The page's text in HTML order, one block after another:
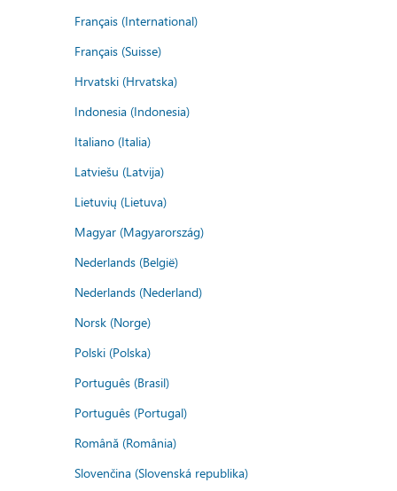
Français (International)
Français (Suisse)
Hrvatski (Hrvatska)
Indonesia (Indonesia)
Italiano (Italia)
Latviešu (Latvija)
Lietuvių (Lietuva)
Magyar (Magyarország)
Nederlands (België)
Nederlands (Nederland)
Norsk (Norge)
Polski (Polska)
Português (Brasil)
Português (Portugal)
Română (România)
Slovenčina (Slovenská republika)